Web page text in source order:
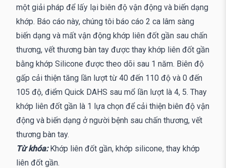
một giải pháp để lấy lại biên độ vận động và biến dạng
khớp. Báo cáo này, chúng tôi báo cáo 2 ca lâm sàng
biến dạng và mất vận động khớp liên đốt gần sau chấn
thương, vết thương bàn tay được thay khớp liên đốt gần
bằng khớp Silicone được theo dõi sau 1 năm. Biên độ
gấp cải thiện tăng lần lượt từ 40 đến 110 độ và 0 đến
105 độ, điểm Quick DAHS sau mổ lần lượt là 4, 5. Thay
khớp liên đốt gần là 1 lựa chọn để cải thiện biên độ vận
động và biến dạng ở người bệnh sau chấn thương, vết
thương bàn tay.
Từ khóa: Khớp liên đốt gần, khớp silicone, thay khớp
liên đốt gần.